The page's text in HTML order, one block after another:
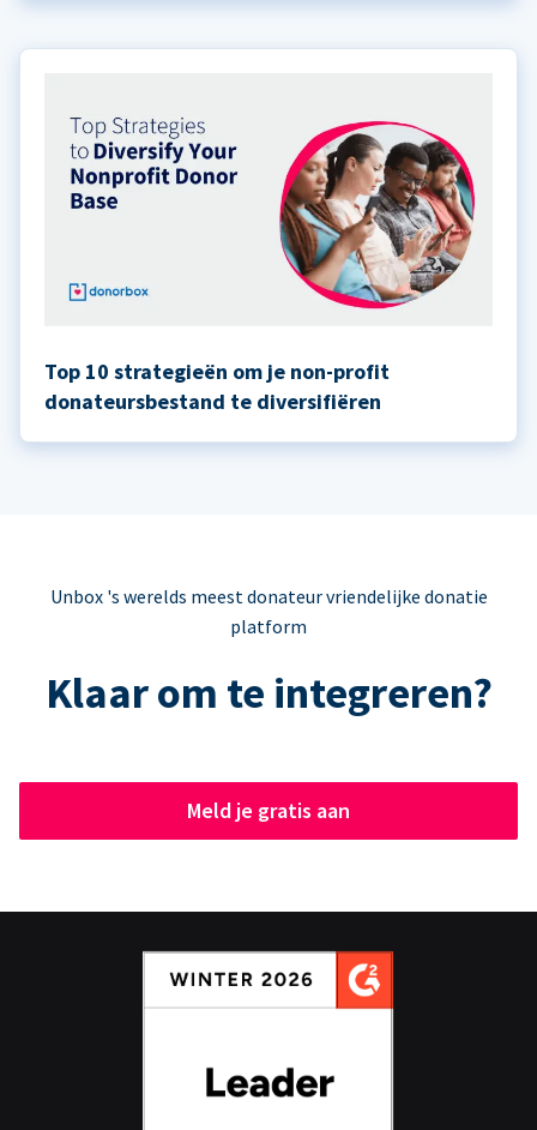
Top 10 strategieën om je non-profit
donateursbestand te diversifiëren
Unbox 's werelds meest donateur vriendelijke donatie
platform
Klaar om te integreren?
Meld je gratis aan